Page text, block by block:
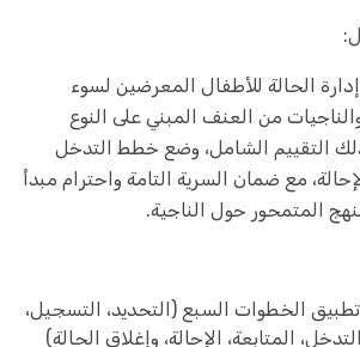
الحالة للأطفال المعرضين لسوء
من العنف المبني على النوع
التقييم الشامل، وضع خطط التدخل
مع ضمان السرية التامة واحترام مبدأ
المتمحور حول الناجية.
تطبيق الخطوات السبع (التحديد، التسجيل،
المتابعة، الإحالة، وإغلاق الحالة)